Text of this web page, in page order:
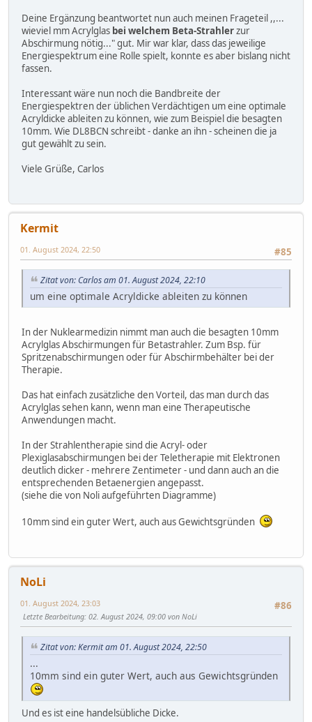
Deine Ergänzung beantwortet nun auch meinen Frageteil ,,...
wieviel mm Acrylglas bei welchem Beta-Strahlerzur
Abschirmung nötig..." gut. Mir war klar, dass das jeweilige
Energiespektrum eine Rolle spielt, konnte es aber bislang nicht
fassen.
Interessant wäre nun noch die Bandbreite der
Energiespektren der üblichen Verdächtigen um eine optimale
Acryldicke ableiten zu können, wie zum Beispiel die besagten
10mm. Wie DL8BCN schreibt - danke an ihn - scheinen die ja
gut gewählt zu sein.
Viele Grüße, Carlos
Kermit
#85
01. August 2024, 22:50
Zitat von: Carlos am 01. August 2024, 22:10
um eine optimale Acryldicke ableiten zu können
In der Nuklearmedizin nimmt man auch die besagten 10mm
Acrylglas Abschirmungen für Betastrahler. Zum Bsp. für
Spritzenabschirmungen oder für Abschirmbehälter bei der
Therapie.
Das hat einfach zusätzliche den Vorteil, das man durch das
Acrylglas sehen kann, wenn man eine Therapeutische
Anwendungen macht.
In der Strahlentherapie sind die Acryl- oder
Plexiglasabschirmungen bei der Teletherapie mit Elektronen
deutlich dicker - mehrere Zentimeter - und dann auch an die
entsprechenden Betaenergien angepasst.
(siehe die von Noli aufgeführten Diagramme)
10mm sind ein guter Wert, auch aus Gewichtsgründen
NoLi
#86
01. August 2024, 23:03
Letzte Bearbeitung: 02. August 2024, 09:00 von NoLi
Zitat von: Kermit am 01. August 2024, 22:50
...
10mm sind ein guter Wert, auch aus Gewichtsgründen
Und es ist eine handelsübliche Dicke.